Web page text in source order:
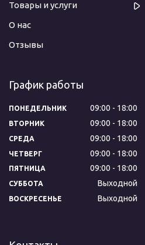
Товары и услуги
О нас
Отзывы
График работы
ПОНЕДЕЛЬНИК 09:00 18:00
ВТОРНИК 09:00 18:00
СРЕДА 09:00 18:00
ЧЕТВЕРГ 09:00 18:00
ПЯТНИЦА 09:00 18:00
СУББОТА Выходной
ВОСКРЕСЕНЬЕ Выходной